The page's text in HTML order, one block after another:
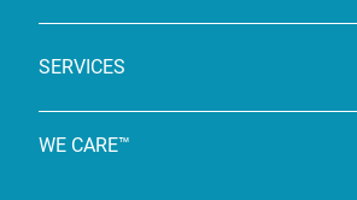
SERVICES
WE CARE™